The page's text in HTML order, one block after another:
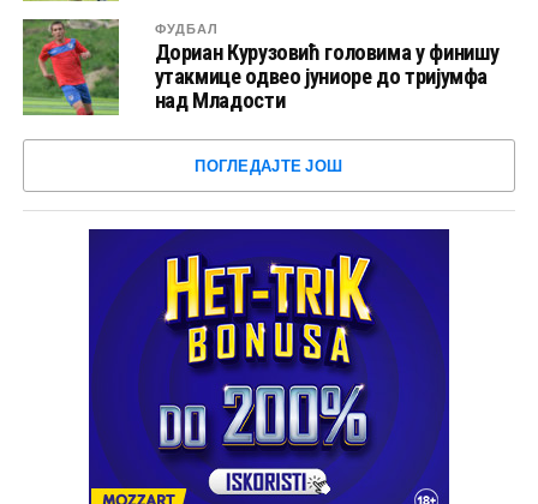
ФУДБАЛ
Дориан Курузовић головима у финишу
утакмице одвео јуниоре до тријумфа
над Младости
ПОГЛЕДАЈТЕ ЈОШ